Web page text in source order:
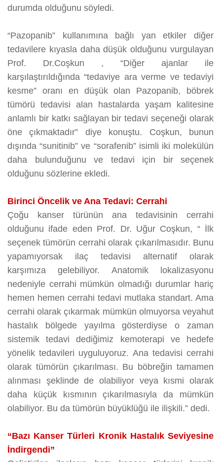
durumda olduğunu söyledi.
“Pazopanib” kullanımına bağlı yan etkiler diğer
tedavilere kıyasla daha düşük olduğunu vurgulayan
Prof. Dr.Coşkun , “Diğer ajanlar ile
karşılaştırıldığında “tedaviye ara verme ve tedaviyi
kesme” oranı en düşük olan Pazopanib, böbrek
tümörü tedavisi alan hastalarda yaşam kalitesine
anlamlı bir katkı sağlayan bir tedavi seçeneği olarak
öne çıkmaktadır” diye konuştu. Coşkun, bunun
dışında “sunitinib” ve “sorafenib” isimli iki molekülün
daha bulunduğunu ve tedavi için bir seçenek
olduğunu sözlerine ekledi.
Birinci Öncelik ve Ana Tedavi: Cerrahi
Çoğu kanser türünün ana tedavisinin cerrahi
olduğunu ifade eden Prof. Dr. Uğur Coşkun, “ İlk
seçenek tümörün cerrahi olarak çıkarılmasıdır. Bunu
yapamıyorsak ilaç tedavisi alternatif olarak
karşımıza gelebiliyor. Anatomik lokalizasyonu
nedeniyle cerrahi mümkün olmadığı durumlar hariç
hemen hemen cerrahi tedavi mutlaka standart. Ama
cerrahi olarak çıkarmak mümkün olmuyorsa veyahut
hastalık bölgede yayılma gösterdiyse o zaman
sistemik tedavi dediğimiz kemoterapi ve hedefe
yönelik tedavileri uyguluyoruz. Ana tedavisi cerrahi
olarak tümörün çıkarılması. Bu böbreğin tamamen
alınması şeklinde de olabiliyor veya kısmi olarak
daha küçük kısmının çıkarılmasıyla da mümkün
olabiliyor. Bu da tümörün büyüklüğü ile ilişkili.” dedi.
“Bazı Kanser Türleri Kronik Hastalık Seviyesine
İndirgendi”